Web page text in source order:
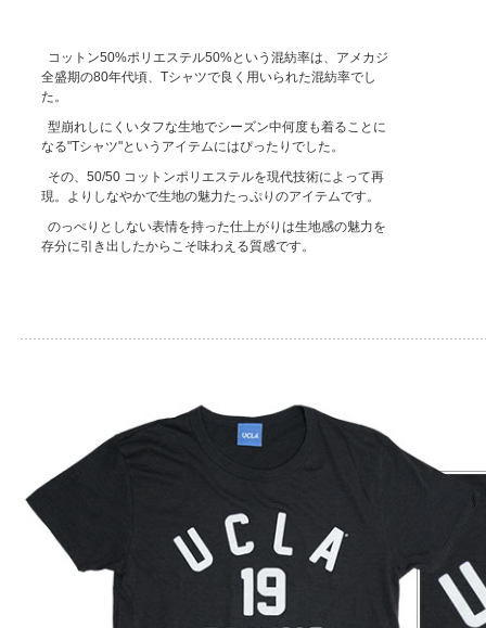
コットン50%ポリエステル50%という混紡率は、アメカジ
全盛期の80年代頃、Tシャツで良く用いられた混紡率でし
た。
型崩れしにくいタフな生地でシーズン中何度も着ることに
なる"Tシャツ"というアイテムにはぴったりでした。
その、50/50 コットンポリエステルを現代技術によって再
現。よりしなやかで生地の魅力たっぷりのアイテムです。
のっぺりとしない表情を持った仕上がりは生地感の魅力を
存分に引き出したからこそ味わえる質感です。